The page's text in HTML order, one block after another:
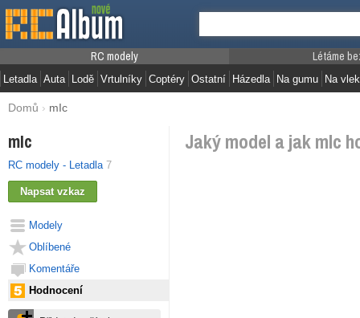
RC modely
Letadla Auta Lodě Vrtulníky Coptéry Ostatní
Létáme
Házedla Na gumu Na vlek
Domů › mIc
mIc
RC modely - Letadla 7
Modely
Oblíbené
Komentáře
Hodnocení
Jaký model a jak mIc